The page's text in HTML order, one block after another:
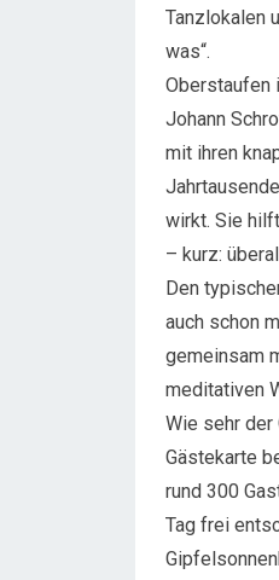
Tanzlokalen
was“.
Oberstaufen
Johann
mit ihren
wirkt. Sie
– kurz:
Den
auch schon
gemeinsam
meditativen
Wie sehr der
Gästekarte
rund 300
Tag frei